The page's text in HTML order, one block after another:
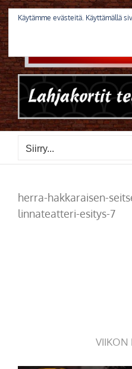
Skip
to
content
Siirry...
herra-hakkaraisen-
linnateatteri-esitys-7
VIIKON
Käytämme evästeitä. Käyttämällä